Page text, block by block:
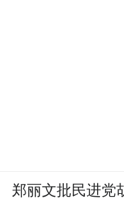
郑丽文批民进党